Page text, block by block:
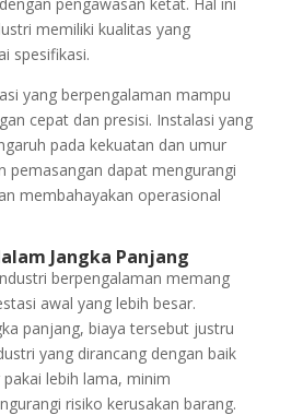
memiliki kualitas yang
spesifikasi.
yang berpengalaman mampu
cepat dan presisi. Instalasi yang
pada kekuatan dan umur
pemasangan dapat mengurangi
membahayakan operasional
Jangka Panjang
berpengalaman memang
awal yang lebih besar.
panjang, biaya tersebut justru
yang dirancang dengan baik
lebih lama, minim
risiko kerusakan barang.